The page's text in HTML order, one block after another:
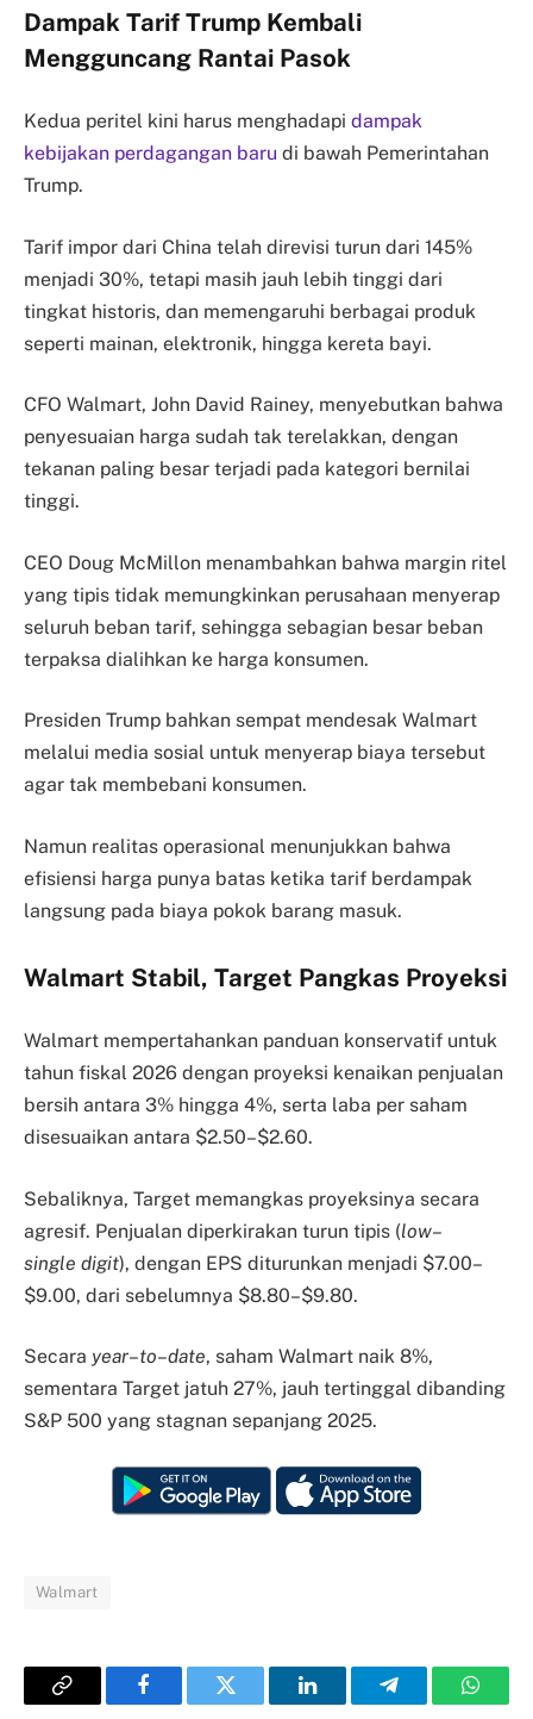
Dampak Tarif Trump Kembali
Mengguncang Rantai Pasok
Kedua peritel kini harus menghadapi dampak
kebijakan perdagangan baru di bawah Pemerintahan
Trump.
Tarif impor dari China telah direvisi turun dari 145%
menjadi 30%, tetapi masih jauh lebih tinggi dari
tingkat historis, dan memengaruhi berbagai produk
seperti mainan, elektronik, hingga kereta bayi.
CFO Walmart, John David Rainey, menyebutkan bahwa
penyesuaian harga sudah tak terelakkan, dengan
tekanan paling besar terjadi pada kategori bernilai
tinggi.
CEO Doug McMillon menambahkan bahwa margin ritel
yang tipis tidak memungkinkan perusahaan menyerap
seluruh beban tarif, sehingga sebagian besar beban
terpaksa dialihkan ke harga konsumen.
Presiden Trump bahkan sempat mendesak Walmart
melalui media sosial untuk menyerap biaya tersebut
agar tak membebani konsumen.
Namun realitas operasional menunjukkan bahwa
efisiensi harga punya batas ketika tarif berdampak
langsung pada biaya pokok barang masuk.
Walmart Stabil, Target Pangkas Proyeksi
Walmart mempertahankan panduan konservatif untuk
tahun fiskal 2026 dengan proyeksi kenaikan penjualan
bersih antara 3% hingga 4%, serta laba per saham
disesuaikan antara $2.50–$2.60.
Sebaliknya, Target memangkas proyeksinya secara
agresif. Penjualan diperkirakan turun tipis (low–
single digit), dengan EPS diturunkan menjadi $7.00–
$9.00, dari sebelumnya $8.80–$9.80.
Secara year–to–date, saham Walmart naik 8%,
sementara Target jatuh 27%, jauh tertinggal dibanding
S&P 500 yang stagnan sepanjang 2025.
Walmart
Copy FacebookTwitter LinkedInTelegram